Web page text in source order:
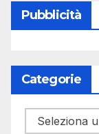
Pubblicità
Categorie
Categorie